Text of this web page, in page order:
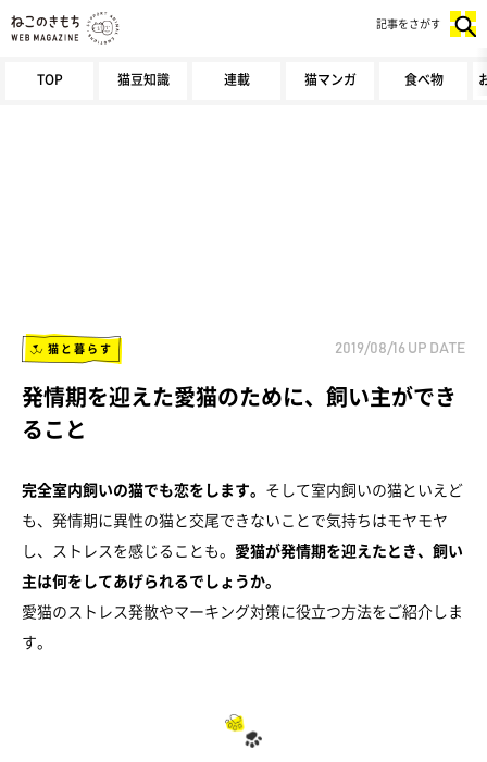
TOP 猫豆知識 連載 猫マンガ 食べ物
記事をさがす
猫と暮らす 2019/08/16 UP DATE
発情期を迎えた愛猫のために、飼い主ができ
ること
完全室内飼いの猫でも恋をします。 そして室内飼いの猫といえど
も、発情期に異性の猫と交尾できないことで気持ちはモヤモヤ
し、ストレスを感じることも。 愛猫が発情期を迎えたとき、飼い
主は何をしてあげられるでしょうか。
愛猫のストレス発散やマーキング対策に役立つ方法をご紹介しま
す。